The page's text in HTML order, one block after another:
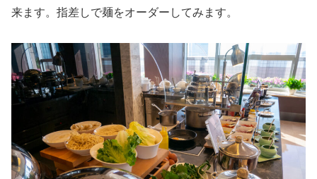
来ます。指差しで麺をオーダーしてみます。